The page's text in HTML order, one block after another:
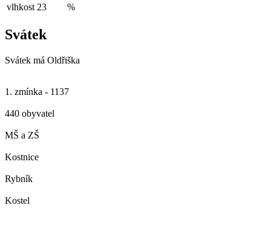
vlhkost 23 %
Svátek
Svátek má Oldřiška
1. zmínka - 1137
440 obyvatel
MŠ a ZŠ
Kostnice
Rybník
Kostel